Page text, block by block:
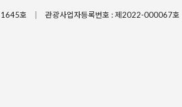
1645호 관광사업자등록번호 : 제2022-000067호